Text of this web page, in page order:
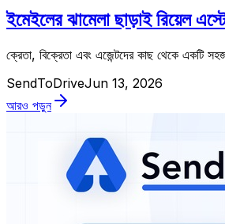
ইমেইলের ঝামেলা ছাড়াই রিয়েল
ক্রেতা, বিক্রেতা এবং এজেন্টদের কাছ থেকে
SendToDriveJun 13, 2026
আরও পড়ুন